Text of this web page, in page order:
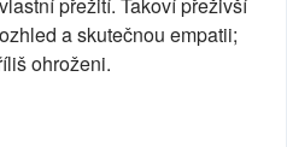
přežití. Takoví přeživší
a skutečnou empatii;
ohroženi.